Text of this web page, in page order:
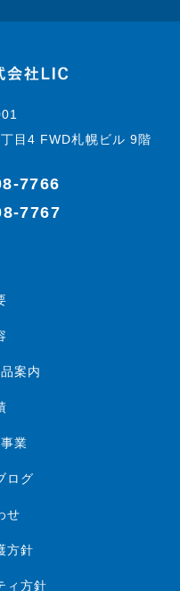
目4 FWD札幌ビル 9階
7766
7767
案内
業
ログ
せ
方針
ィ方針